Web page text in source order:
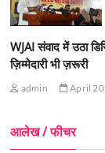
WJAI संवाद में उठा
ज़िम्मेदारी भी ज़रूरी
admin April
आलेख / फीचर